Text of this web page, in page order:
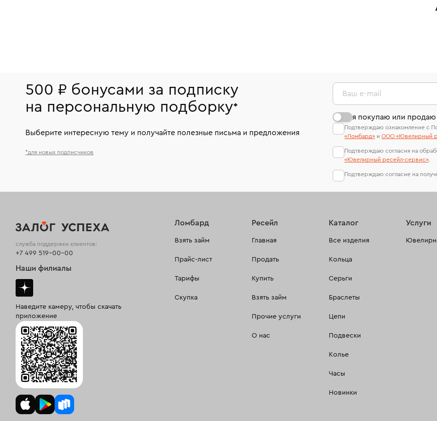
500 ₽ бонусами за подписку
на персональную подборку*
Выберите интересную тему и получайте полезные письма и предложения
*для новых подписчиков
Ваш e-mail
я покупаю или
Подтверждаю ознакомление с
«Ломбард» и ООО «Ювелирный
Подтверждаю согласия на
«Ювелирный ресейл-сервиc».
Подтверждаю согласие на
Ломбард
Взять займ
Прайс-лист
Тарифы
Скупка
Ресейл
Главная
Продать
Купить
Взять займ
Прочие услуги
О нас
Каталог
Все изделия
Кольца
Серьги
Браслеты
Цепи
Подвески
Колье
Часы
Новинки
Услуги
служба поддержки клиентов:
+7 499 519-00-00
Наши филиалы
Наведите камеру, чтобы скачать
приложение